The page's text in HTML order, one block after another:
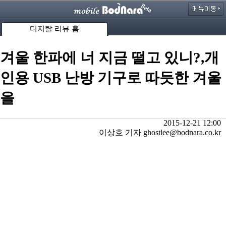
디지탈 리뷰 홈
겨울 한파에 너 지금 떨고 있니?,개
인용 USB 난방 기구로 따듯한 겨울
을
2015-12-21 12:00
이상호 기자 ghostlee@bodnara.co.kr